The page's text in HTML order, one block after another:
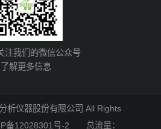
注我们的微信公众号
了解更多信息
析仪器股份有限公司 All Rights
备12028301号-2 总流量：